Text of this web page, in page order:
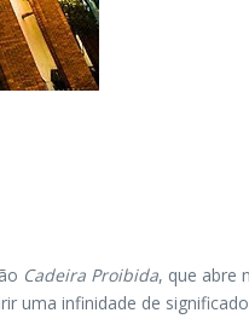
Cadeira Proibida, que abre
uma infinidade de